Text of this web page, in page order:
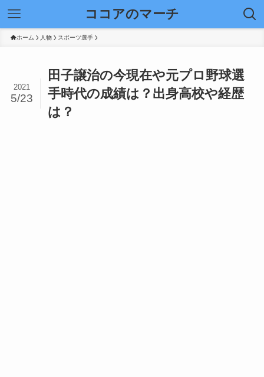
ココアのマーチ
ホーム 人物 スポーツ選手
田子譲治の今現在や元プロ野球選
手時代の成績は？出身高校や経歴
は？
2021
5/23